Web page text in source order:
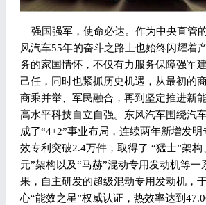
强国强军，使命必达。作为中央直管
风汽车55年的奋斗之路上也始终闪耀着
务的家国情怀，不仅有力服务保障强军
己任，同时也紧抓历史机遇，从最初的
商乘并举、军民融合，再到坚定推进新
高水平科技自立自强。东风汽车围绕汽
成了“4+2”事业布局，连续两年新增发
效专利突破2.4万件，取得了 “猛士”架构
元”架构以及“马赫”混动专用发动机等一
果，自主研发的超级混动专用发动机，
心“能效之星”权威认证，热效率达到